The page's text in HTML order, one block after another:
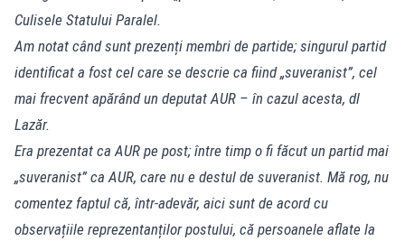
Culisele Statului Paralel.
Am notat când sunt prezenți membri de partide; singurul partid
identificat a fost cel care se descrie ca fiind „suveranist”, cel
mai frecvent apărând un deputat AUR – în cazul acesta, dl
Lazăr.
Era prezentat ca AUR pe post; între timp o fi făcut un partid mai
„suveranist” ca AUR, care nu e destul de suveranist. Mă rog, nu
comentez faptul că, într-adevăr, aici sunt de acord cu
observațiile reprezentanților postului, că persoanele aflate la